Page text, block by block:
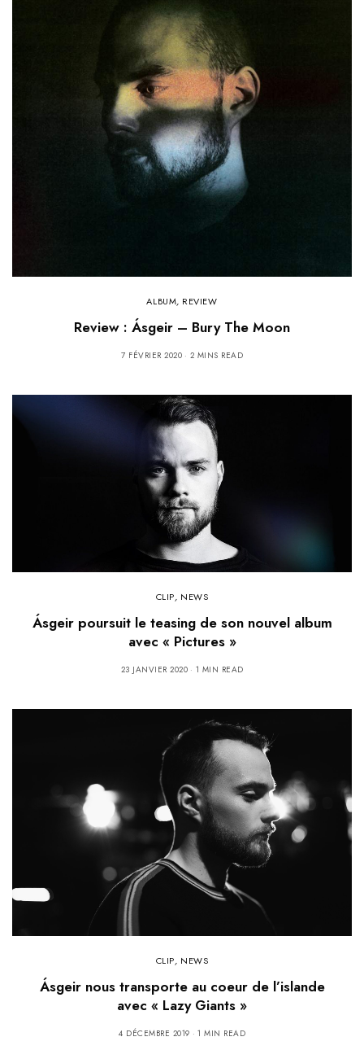
ALBUM, REVIEW
Review : Ásgeir – Bury The Moon
7 FÉVRIER 2020 2 MINS READ
CLIP, NEWS
Ásgeir poursuit le teasing de son nouvel album
avec « Pictures »
23 JANVIER 2020 1 MIN READ
CLIP, NEWS
Ásgeir nous transporte au coeur de l’islande
avec « Lazy Giants »
4 DÉCEMBRE 2019 1 MIN READ